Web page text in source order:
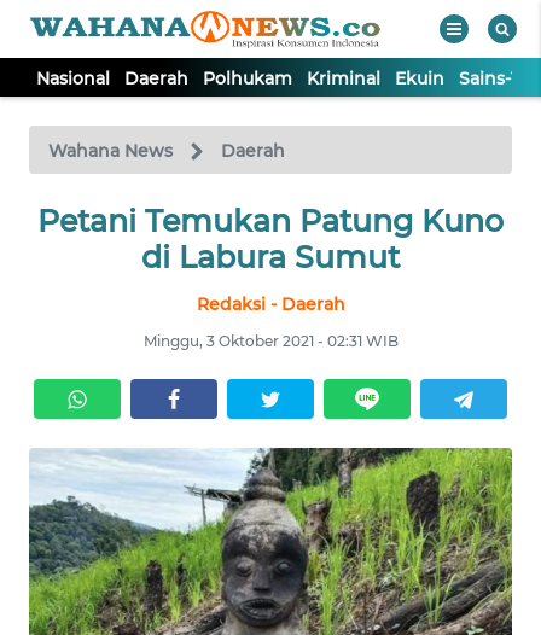
Nasional Daerah Polhukam Kriminal Ekuin Sains-
Wahana News Daerah
Petani Temukan Patung Kuno
di Labura Sumut
Redaksi - Daerah
Minggu, 3 Oktober 2021 - 02:31 WIB
TV
Tutup
NASIONAL
KRIMINAL
EKUIN
SAINS-TEKNO
KESEHATAN